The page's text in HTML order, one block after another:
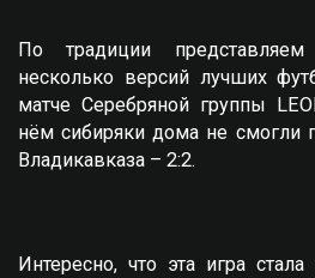
По традиции
несколько версий лучших
матче Серебряной группы
нём сибиряки дома не смогли
Владикавказа – 2:2.
Интересно, что эта игра